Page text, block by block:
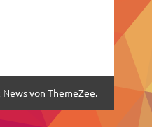
von ThemeZee.